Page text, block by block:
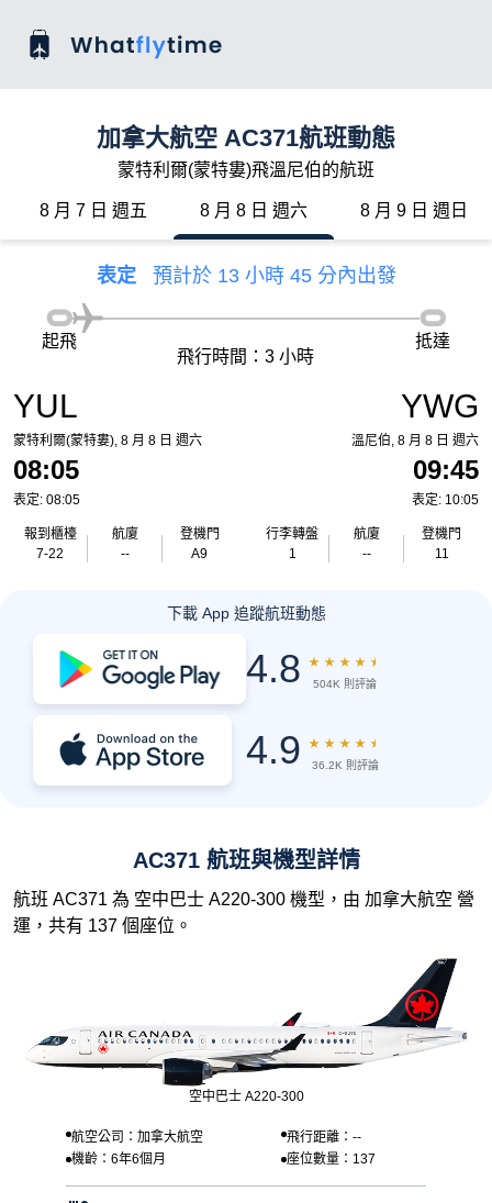
加拿大航空 AC371航班動態
蒙特利爾(蒙特婁)飛溫尼伯的航班
8 月 7 日 週五 8 月 8 日 週六 8 月 9 日 週日
表定 預計於 13 小時 45 分內出發
YUL
蒙特利爾(蒙特婁), 8 月 8 日 週六
08:05
表定: 08:05
報到櫃檯
7-22
航廈
--
登機門
A9
起飛
飛行時間：3 小時
抵達
YWG
溫尼伯, 8 月 8 日 週六
09:45
表定: 10:05
行李轉盤
1
航廈
--
登機門
11
下載 App 追蹤航班動態
4.8 ★ ★ ★ ★ ★
504K 則評論
4.9 ★ ★ ★ ★ ★
36.2K 則評論
AC371 航班與機型詳情
航班 AC371 為 空中巴士 A220-300 機型，由 加拿大航空 營
運，共有 137 個座位。
空中巴士 A220-300
航空公司：加拿大航空
飛行距離：--
機齡：6年6個月
座位數量：137